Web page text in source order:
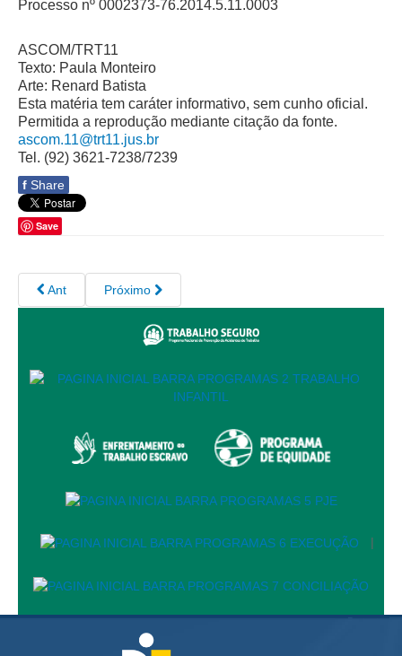
Responsabilidade Socioambiental
Escola Judicial
Programa Trabalho Seguro
Coordenadoria de Saúde
Serviços
Ação Trabalhista (Atermação)
Atermação On-line - Interior do Amazonas
Agendamento de Reclamação Verbal
Atas de Sessões do Pleno
Calendário das Sessões da 1ª Turma 2026
Calendário das Sessões da 3ª Turma 2026
Calendário das Sessões do Pleno e Especializadas 2026
Carta de Serviços ao Cidadão
Cadastro de Peritos, Tradutores e Intérpretes
Processo nº 0002373-76.2014.5.11.0003
ASCOM/TRT11
Texto: Paula Monteiro
Arte: Renard Batista
Esta matéria tem caráter informativo, sem cunho oficial.
Permitida a reprodução mediante citação da fonte.
ascom.11@trt11.jus.br
Tel. (92) 3621-7238/7239
f Share
Save
Ant Próximo
|